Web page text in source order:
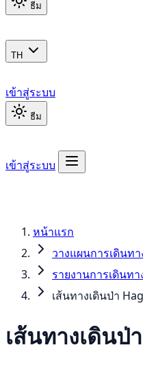
ธีม
TH
เข้าสู่ระบบ
ธีม
เข้าสู่ระบบ
หน้าแรก
วางแผนการเดินทา
รายงานการเดินทา
เส้นทางเดินป่า
เส้นทางเดินป่